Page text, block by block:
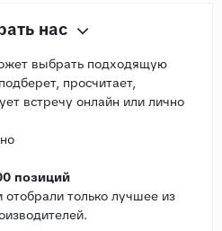
нас
выбрать подходящую
просчитает,
встречу онлайн или лично
позиций
только лучшее из